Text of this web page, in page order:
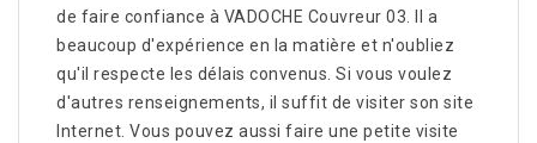
de faire confiance à VADOCHE Couvreur 03. Il a
beaucoup d'expérience en la matière et n'oubliez
qu'il respecte les délais convenus. Si vous voulez
d'autres renseignements, il suffit de visiter son site
Internet. Vous pouvez aussi faire une petite visite